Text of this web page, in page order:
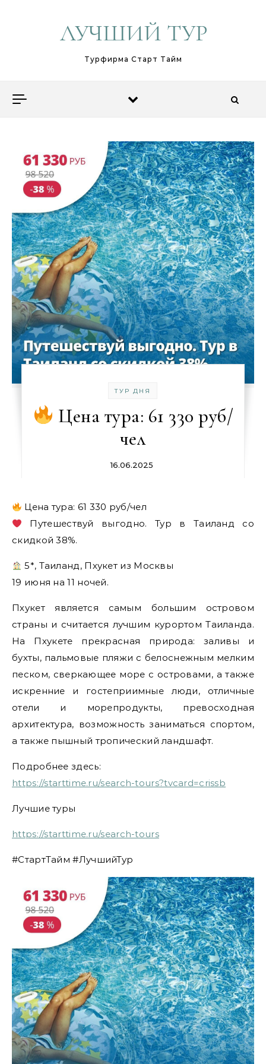
ЛУЧШИЙ ТУР
Турфирма Старт Тайм
ТУР ДНЯ
Цена тура: 61 330 руб/
чел
16.06.2025
Цена тура: 61 330 руб/чел
Путешествуй выгодно. Тур в Таиланд со
скидкой 38%.
5*, Таиланд, Пхукет из Москвы
19 июня на 11 ночей.
Пхукет является самым большим островом
страны и считается лучшим курортом Таиланда.
На Пхукете прекрасная природа: заливы и
бухты, пальмовые пляжи с белоснежным мелким
песком, сверкающее море с островами, а также
искренние и гостеприимные люди, отличные
отели и морепродукты, превосходная
архитектура, возможность заниматься спортом,
а также пышный тропический ландшафт.
Подробнее здесь:
https://starttime.ru/search-tours?tvcard=crissb
Лучшие туры
https://starttime.ru/search-tours
#СтартТайм #ЛучшийТур